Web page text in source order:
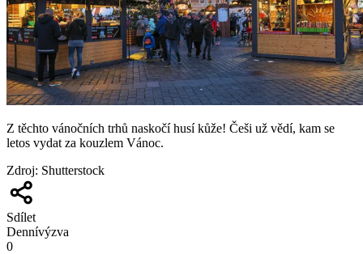
Z těchto vánočních trhů naskočí husí kůže! Češi už vědí, kam se
letos vydat za kouzlem Vánoc.
Zdroj: Shutterstock
Sdílet
Dennívýzva
0